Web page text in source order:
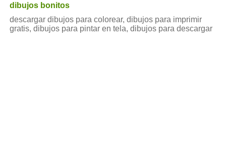
dibujos bonitos
descargar dibujos para colorear, dibujos para imprimir
gratis, dibujos para pintar en tela, dibujos para descargar